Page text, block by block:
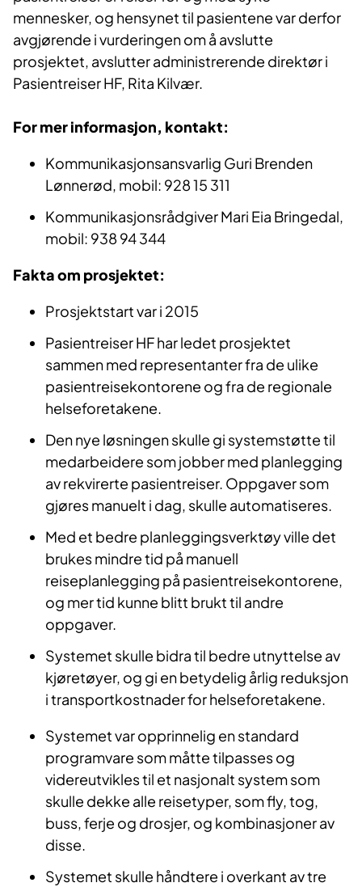
mennesker, og hensynet til pasientene var derfor
avgjørende i vurderingen om å avslutte
prosjektet, avslutter administrerende direktør i
Pasientreiser HF, Rita Kilvær.
For mer informasjon, kontakt:
Kommunikasjonsansvarlig Guri Brenden
Lønnerød, mobil: 928 15 311
Kommunikasjonsrådgiver Mari Eia Bringedal,
mobil: 938 94 344
​Fakta om prosjektet:
​Prosjektstart var i 2015
Pasientreiser HF har ledet prosjektet
sammen med representanter fra de ulike
pasientreisekontorene og fra de regionale
helseforetakene.
Den nye løsningen skulle gi systemstøtte til
medarbeidere som jobber med planlegging
av rekvirerte pasientreiser. Oppgaver som
gjøres manuelt i dag, skulle automatiseres.
Med et bedre planleggingsverktøy ville det
brukes mindre tid på manuell
reiseplanlegging på pasientreisekontorene,
og mer tid kunne blitt brukt til andre
oppgaver.
Systemet skulle bidra til bedre utnyttelse av
kjøretøyer, og gi en betydelig årlig reduksjon
i transportkostnader for helseforetakene.
Systemet var opprinnelig en standard
programvare som måtte tilpasses og
videreutvikles til et nasjonalt system som
skulle dekke alle reisetyper, som fly, tog,
buss, ferje og drosjer, og kombinasjoner av
disse.
Systemet skulle håndtere i overkant av tre